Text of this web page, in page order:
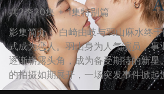
共2季20集 + 1集特别篇
影集简介： 白崎由岐与羽山麻水终
式成为恋人。羽山身为人气演员，事
逐渐崭露头角，成为备受期待的新星
的拍摄如期展开，一场突发事件掀起